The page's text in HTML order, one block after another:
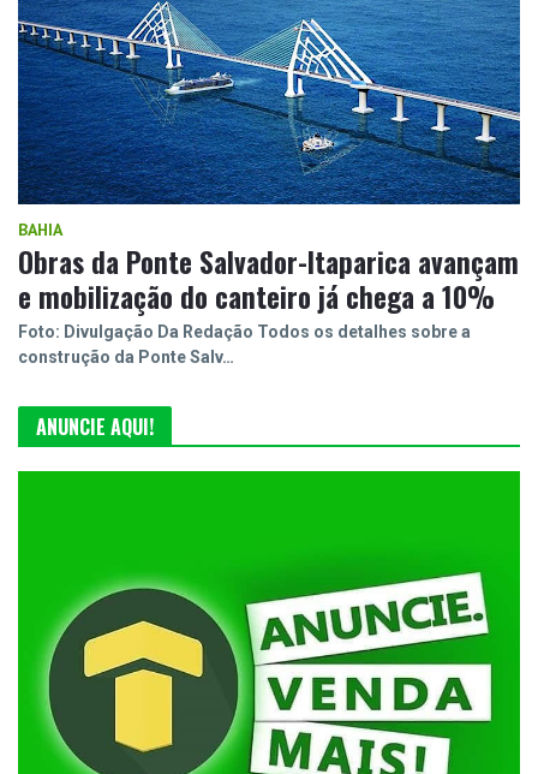
BAHIA
Obras da Ponte Salvador-Itaparica avançam
e mobilização do canteiro já chega a 10%
Foto: Divulgação Da Redação Todos os detalhes sobre a
construção da Ponte Salv…
ANUNCIE AQUI!